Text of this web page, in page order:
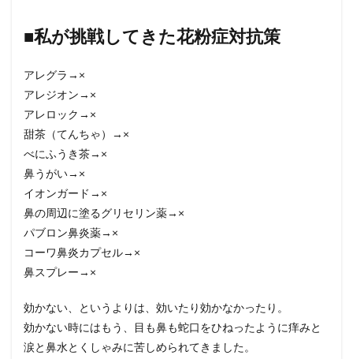
戦し
てき
粉症
策
■病
院の
アレ
ルギ
ーチ
ェッ
クを
受け
た結
果
■何
とか
くて
■私が挑戦してきた花粉症対抗策
アレグラ→×
アレジオン→×
アレロック→×
甜茶（てんちゃ）→×
べにふうき茶→×
鼻うがい→×
イオンガード→×
鼻の周辺に塗るグリセリン薬→×
パブロン鼻炎薬→×
コーワ鼻炎カプセル→×
鼻スプレー→×
効かない、というよりは、効いたり効かなかったり。
効かない時にはもう、目も鼻も蛇口をひねったように痒みと
涙と鼻水とくしゃみに苦しめられてきました。